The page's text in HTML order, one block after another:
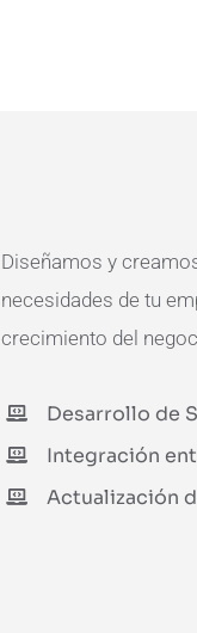
Diseñamos y
necesidades de tu
crecimiento del
Desarrollo de
Integración
Actualización